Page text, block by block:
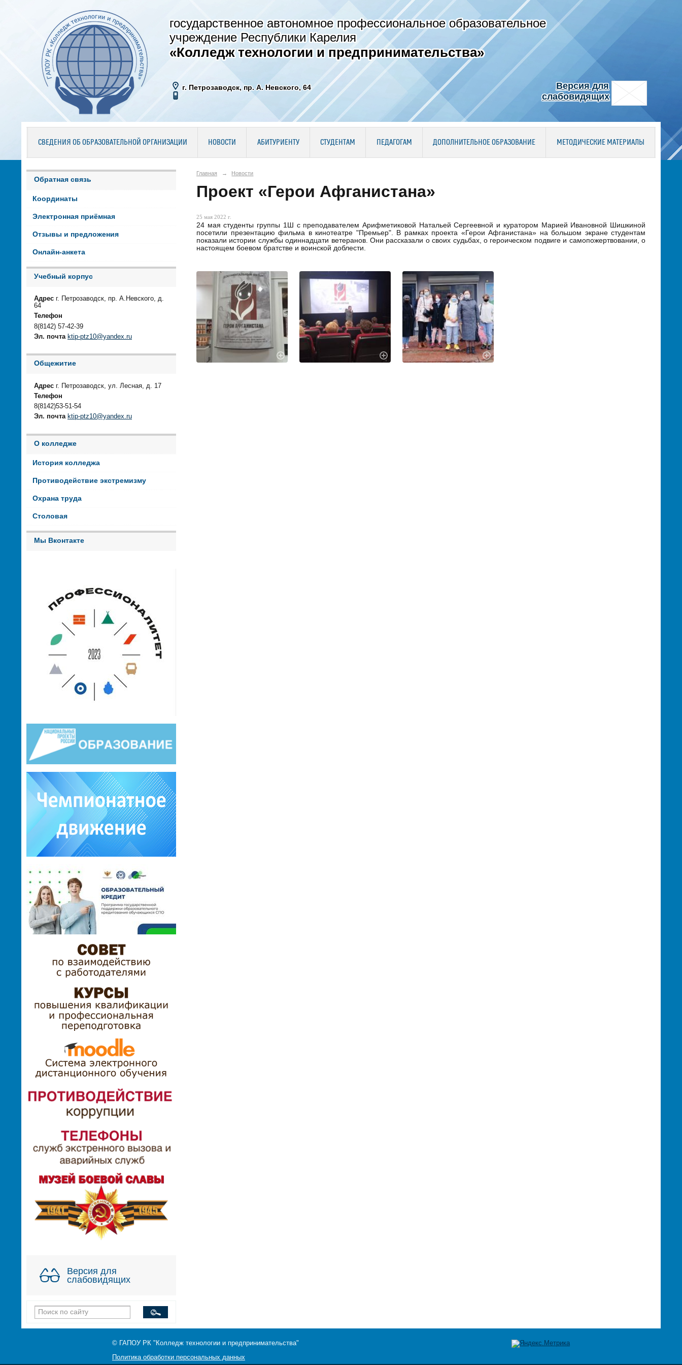
государственное автономное профессиональное образовательное
учреждение Республики Карелия
«Колледж технологии и предпринимательства»
г. Петрозаводск, пр. А. Невского, 64
Версия для
слабовидящих
СВЕДЕНИЯ ОБ ОБРАЗОВАТЕЛЬНОЙ ОРГАНИЗАЦИИ НОВОСТИ АБИТУРИЕНТУ СТУДЕНТАМ ПЕДАГОГАМ ДОПОЛНИТЕЛЬНОЕ ОБРАЗОВАНИЕ МЕТОДИЧЕСКИЕ МАТЕРИАЛЫ
Обратная связь
Координаты
Электронная приёмная
Отзывы и предложения
Онлайн-анкета
Учебный корпус
Адрес г. Петрозаводск, пр. А.Невского, д.
64
Телефон
8(8142) 57-42-39
Эл. почта ktip-ptz10@yandex.ru
Общежитие
Адрес г. Петрозаводск, ул. Лесная, д. 17
Телефон
8(8142)53-51-54
Эл. почта ktip-ptz10@yandex.ru
О колледже
История колледжа
Противодействие экстремизму
Охрана труда
Столовая
Мы Вконтакте
Версия для
слабовидящих
Главная → Новости
Проект «Герои Афганистана»
25 мая 2022 г.
24 мая студенты группы 1Ш с преподавателем Арифметиковой Натальей Сергеевной и куратором Марией Ивановной Шишкиной
посетили презентацию фильма в кинотеатре "Премьер". В рамках проекта «Герои Афганистана» на большом экране студентам
показали истории службы одиннадцати ветеранов. Они рассказали о своих судьбах, о героическом подвиге и самопожертвовании, о
настоящем боевом братстве и воинской доблести.
© ГАПОУ РК "Колледж технологии и предпринимательства"
Политика обработки персональных данных